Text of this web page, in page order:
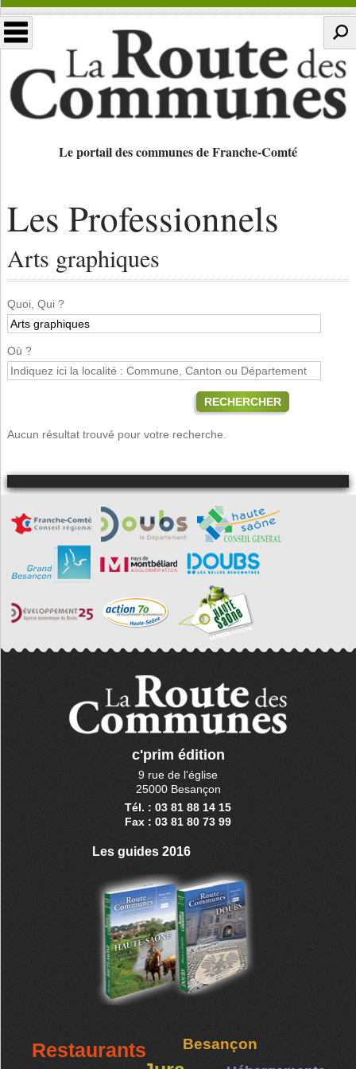
Le portail des communes de Franche-Comté
Les Professionnels
Arts graphiques
Quoi, Qui ?
Où ?
RECHERCHER
Aucun résultat trouvé pour votre recherche.
c'prim édition
9 rue de l'église
25000 Besançon
Tél. : 03 81 88 14 15
Fax : 03 81 80 73 99
Les guides 2016
Restaurants Besançon